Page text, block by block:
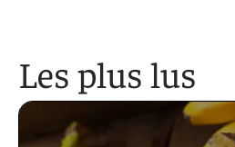
Les plus lus